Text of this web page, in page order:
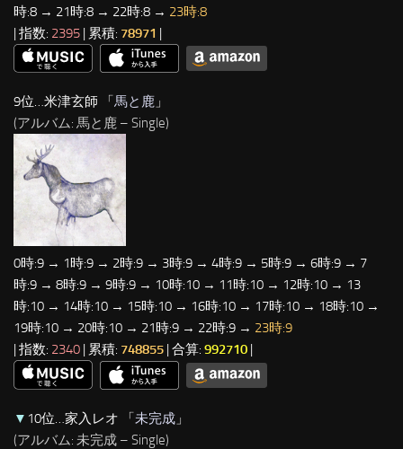
時:8 → 21時:8 → 22時:8 → 23時:8
| 指数: 2395 | 累積: 78971 |
9位…米津玄師 「 馬と鹿 」
(アルバム: 馬と鹿 – Single)
0時:9 → 1時:9 → 2時:9 → 3時:9 → 4時:9 → 5時:9 → 6時:9 → 7
時:9 → 8時:9 → 9時:9 → 10時:10 → 11時:10 → 12時:10 → 13
時:10 → 14時:10 → 15時:10 → 16時:10 → 17時:10 → 18時:10 →
19時:10 → 20時:10 → 21時:9 → 22時:9 → 23時:9
| 指数: 2340 | 累積: 748855 | 合算: 992710
▼ 10位…家入レオ 「未完成 」
(アルバム: 未完成 – Single)